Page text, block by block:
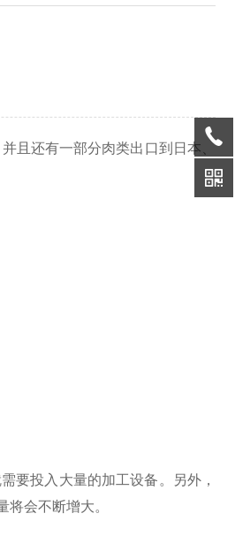
且还有一部分肉类出口到日本、
投入大量的加工设备。另外，
会不断增大。